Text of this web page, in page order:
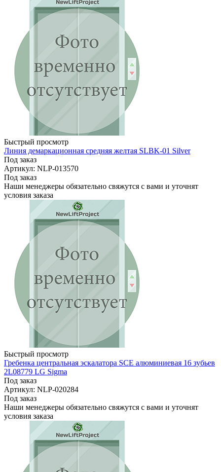
Быстрый просмотр
Линия демаркационная средняя желтая SLBK-01 Silver
Под заказ
Артикул: NLP-013570
Под заказ
Наши менеджеры обязательно свяжутся с вами и уточнят
условия заказа
Быстрый просмотр
Гребенка центральная эскалатора SCE алюминиевая 16 зубьев
2L08779 LG Sigma
Под заказ
Артикул: NLP-020284
Под заказ
Наши менеджеры обязательно свяжутся с вами и уточнят
условия заказа